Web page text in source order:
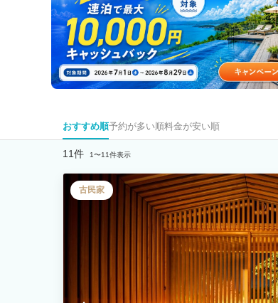
おすすめ順予約が多い順料金が安い順
11件 1〜11件表示
古民家